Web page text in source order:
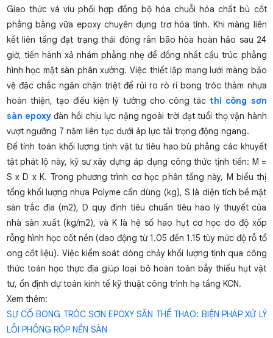
Giao thức vá víu phối hợp đồng bộ hóa chuỗi hóa chất bù cốt
phẳng bằng vữa epoxy chuyên dụng trơ hóa tính. Khi màng liên
kết liên tầng đạt trạng thái đóng rắn bão hòa hoàn hảo sau 24
giờ, tiến hành xả nhám phẳng nhẹ để đồng nhất cấu trúc phẳng
hình học mặt sàn phân xưởng. Việc thiết lập mạng lưới màng bảo
vệ đặc chắc ngăn chặn triệt để rủi ro rò rỉ bong tróc thảm nhựa
hoàn thiện, tạo điều kiện lý tưởng cho công tác thi công sơn
sàn epoxy đàn hồi chịu lực nặng ngoài trời đạt tuổi thọ vận hành
vượt ngưỡng 7 năm liên tục dưới áp lực tải trọng động ngang.
Để tính toán khối lượng tịnh vật tư tiêu hao bù phẳng các khuyết
tật phát lộ này, kỹ sư xây dựng áp dụng công thức tịnh tiến: M =
S x D x K. Trong phương trình cơ học phân tầng này, M biểu thị
tổng khối lượng nhựa Polyme cần dùng (kg), S là diện tích bề mặt
sàn trắc địa (m2), D quy định tiêu chuẩn tiêu hao lý thuyết của
nhà sản xuất (kg/m2), và K là hệ số hao hụt cơ học do độ xốp
rỗng hình học cốt nền (dao động từ 1.05 đến 1.15 tùy mức độ rỗ tổ
ong cốt liệu). Việc kiểm soát dòng chảy khối lượng tịnh qua công
thức toán học thực địa giúp loại bỏ hoàn toàn bẫy thiếu hụt vật
tư, ổn định dự toán kinh tế kỹ thuật công trình hạ tầng KCN.
Xem thêm:
SỰ CỐ BONG TRÓC SƠN EPOXY SÂN THỂ THAO: BIỆN PHÁP XỬ LÝ
LỖI PHỒNG RỘP NỀN SÀN